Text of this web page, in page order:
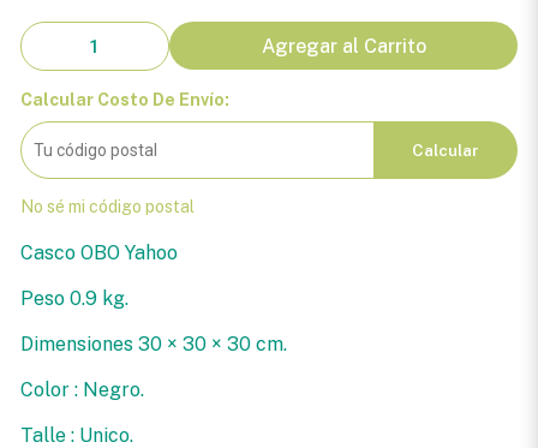
Agregar al Carrito
Calcular Costo De Envío:
Calcular
No sé mi código postal
Casco OBO Yahoo
Peso 0.9 kg.
Dimensiones 30 × 30 × 30 cm.
Color : Negro.
Talle : Unico.